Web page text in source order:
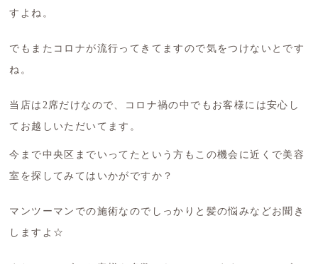
すよね。
でもまたコロナが流行ってきてますので気をつけないとです
ね。
当店は2席だけなので、コロナ禍の中でもお客様には安心し
てお越しいただいてます。
今まで中央区までいってたという方もこの機会に近くで美容
室を探してみてはいかがですか？
マンツーマンでの施術なのでしっかりと髪の悩みなどお聞き
しますよ☆